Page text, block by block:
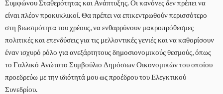
Συμφώνου Σταθερότητας και Ανάπτυξης. Οι κανόνες δεν πρέπει να
είναι πλέον προκυκλικοί. Θα πρέπει να επικεντρωθούν περισσότερο
στη βιωσιμότητα του χρέους, να ενθαρρύνουν μακροπρόθεσμες
πολιτικές και επενδύσεις για τις μελλοντικές γενιές και να καθορίσουν
έναν ισχυρό ρόλο για ανεξάρτητους δημοσιονομικούς θεσμούς, όπως
το Γαλλικό Ανώτατο Συμβούλιο Δημόσιων Οικονομικών του οποίου
προεδρεύω με την ιδιότητά μου ως προέδρου του Ελεγκτικού
Συνεδρίου.